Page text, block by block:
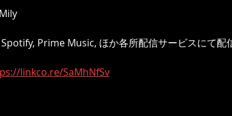
Prime Music, ほか各所配信サービスにて配
linkco.re/SaMhNfSv